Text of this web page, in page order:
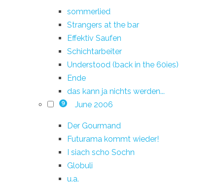
sommerlied
Strangers at the bar
Effektiv Saufen
Schichtarbeiter
Understood (back in the 60ies)
Ende
das kann ja nichts werden...
9 June 2006
Der Gourmand
Futurama kommt wieder!
I siach scho Sochn
Globuli
u.a.